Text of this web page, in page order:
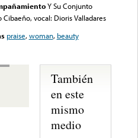
Y Su Conjunto
Cibaeño, vocal: Dioris Valladares
praise,woman, beauty
También
en este
mismo
medio